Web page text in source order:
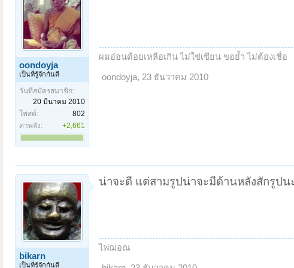
oondoyja
เป็นที่รู้จักกันดี
วันที่สมัครสมาชิก:
20 มีนาคม 2010
โพสต์:
802
ค่าพลัง:
+2,661
ผมอ่อนด้อยเหลือเกิน ไม่ใช่เซียน ขอย้ำ ไม่ต้องเชื่อ
oondoyja, 23 ธันวาคม 2010
bikarn
เป็นที่รู้จักกันดี
น่าจะดี แต่สามรูปน่าจะมีด้านหลังสักรูปน
ไฟฌอณ